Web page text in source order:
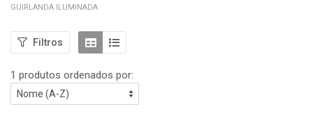
GUIRLANDA ILUMINADA
Filtros
1 produtos ordenados por: